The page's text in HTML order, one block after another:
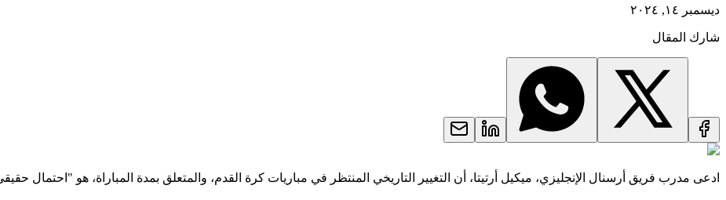
ديسمبر ١٤, ٢٠٢٤
شارك المقال
ادعى مدرب فريق أرسنال الإنجليزي، ميكيل أرتيتا، أن التغيير التاريخي المنتظر في مباريات كرة القدم، والمتعلق بمدة المباراة، هو "احتمال